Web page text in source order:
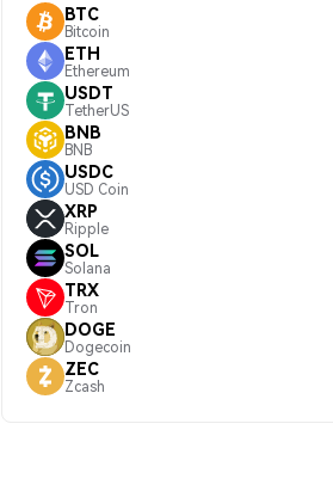
BTC
Bitcoin
ETH
Ethereum
USDT
TetherUS
BNB
BNB
USDC
USD Coin
XRP
Ripple
SOL
Solana
TRX
Tron
DOGE
Dogecoin
ZEC
Zcash